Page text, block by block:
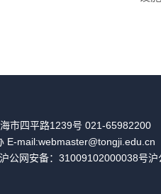
市四平路1239号 021-65982200
E-mail:webmaster@tongji.edu.cn
公网安备：31009102000038号